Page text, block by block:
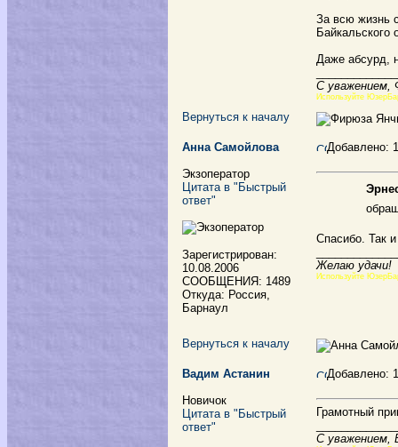
За всю жизнь
Байкальского
Даже абсурд,
С уважением,
Используйте
Вернуться к началу
Анна Самойлова
Экзоператор
Цитата в "Быстрый
ответ"
Зарегистрирован:
10.08.2006
СООБЩЕНИЯ: 1489
Откуда: Россия,
Барнаул
Добавлено: 1
Спасибо. Так
Желаю удачи!
Используйте
Вернуться к началу
Вадим Астанин
Новичок
Цитата в "Быстрый
ответ"
Добавлено: 1
Грамотный
С уважением,